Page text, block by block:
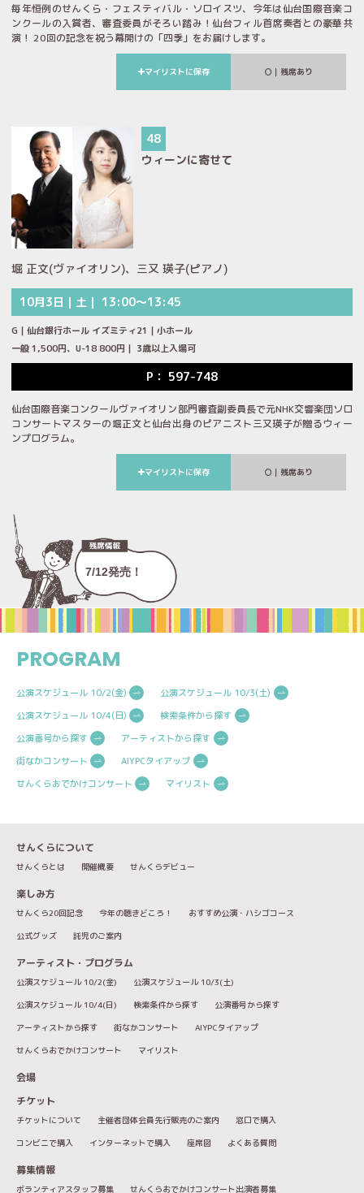
毎年恒例のせんくら・フェスティバル・ソロイスツ、今年は仙台国際音楽コ
ンクールの入賞者、審査委員がそろい踏み！仙台フィル首席奏者との豪華共
演！ 20回の記念を祝う幕開けの「四季」をお届けします。
マイリストに保存 ｜残席あり
48
ウィーンに寄せて
堀 正文(ヴァイオリン)、三又 瑛子(ピアノ)
10月3日｜土｜ 13:00～13:45
G｜仙台銀行ホール イズミティ21｜小ホール
一般 1,500円、U-18 800円｜ 3歳以上入場可
P： 597-748
仙台国際音楽コンクールヴァイオリン部門審査副委員長で元NHK交響楽団ソロ
コンサートマスターの堀正文と仙台出身のピアニスト三又瑛子が贈るウィー
ンプログラム。
マイリストに保存 ｜残席あり
7/12発売！
PROGRAM
公演スケジュール 10/2(金)
公演スケジュール 10/3(土)
公演スケジュール 10/4(日)
検索条件から探す
公演番号から探す
アーティストから探す
街なかコンサート
AIYPCタイアップ
せんくらおでかけコンサート
マイリスト
せんくらについて
せんくらとは 開催概要 せんくらデビュー
楽しみ方
せんくら20回記念 今年の聴きどころ！
おすすめ公演・ハシゴコース
公式グッズ
託児のご案内
アーティスト・プログラム
公演スケジュール 10/2(金)
公演スケジュール 10/3(土)
公演スケジュール 10/4(日)
検索条件から探す
公演番号から探す
アーティストから探す
街なかコンサート
AIYPCタイアップ
せんくらおでかけコンサート
マイリスト
会場
チケット
チケットについて 主催者団体会員先行販売のご案内
窓口で購入
コンビニで購入
インターネットで購入 座席図 よくある質問
募集情報
ボランティアスタッフ募集 せんくらおでかけコンサート出演者募集